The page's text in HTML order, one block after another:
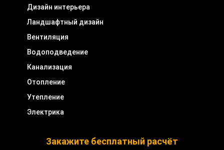
Дизайн интерьера
Ландшафтный дизайн
Вентиляция
Водоподведение
Канализация
Отопление
Утепление
Электрика
Закажите бесплатный расчёт